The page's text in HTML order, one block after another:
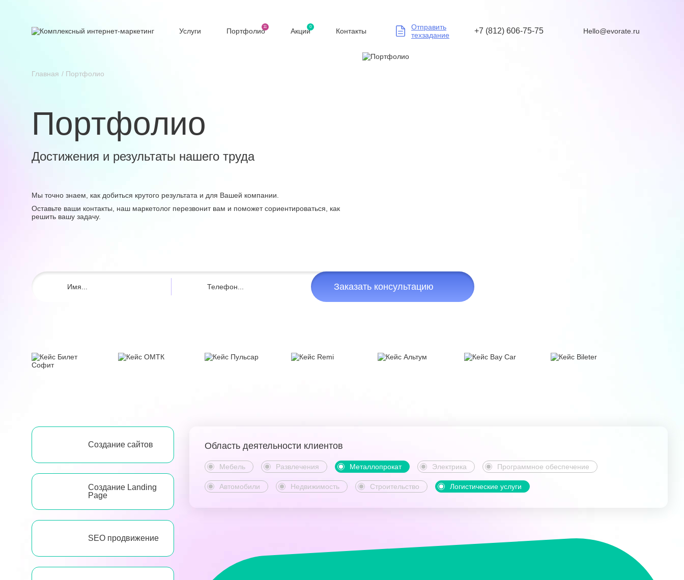
Услуги Портфолио
11
Акции
0
Контакты
Отправить
техзадание
+7 (812) 606-75-75 Hello@evorate.ru
Главная Портфолио
Портфолио
Достижения и результаты нашего труда
Мы точно знаем, как добиться крутого результата и для Вашей компании.
Оставьте ваши контакты, наш маркетолог перезвонит вам и поможет сориентироваться, как
решить вашу задачу.
Заказать консультацию
Создание сайтов
Создание Landing
Page
SEO продвижение
Область деятельности клиентов
Мебель Развлечения Металлопрокат Электрика Программное обеспечение
Автомобили Недвижимость Строительство Логистические услуги